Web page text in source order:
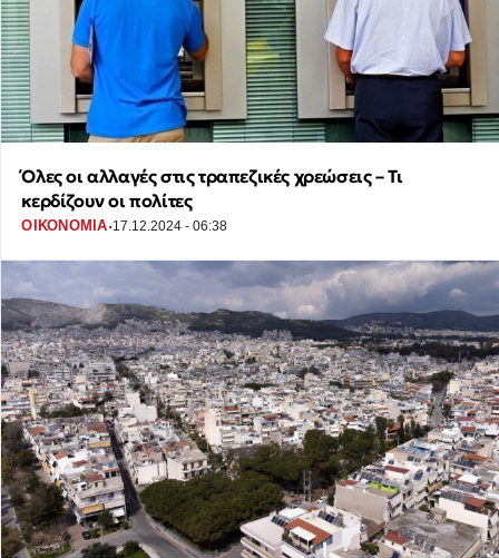
Όλες οι αλλαγές στις τραπεζικές χρεώσεις – Τι
κερδίζουν οι πολίτες
ΟΙΚΟΝΟΜΙΑ·17.12.2024 - 06:38